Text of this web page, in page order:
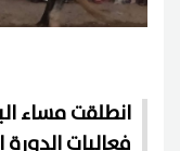
انطلقت مساء
فعاليات